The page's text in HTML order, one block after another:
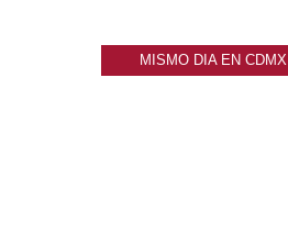
MISMO DIA EN CDMX